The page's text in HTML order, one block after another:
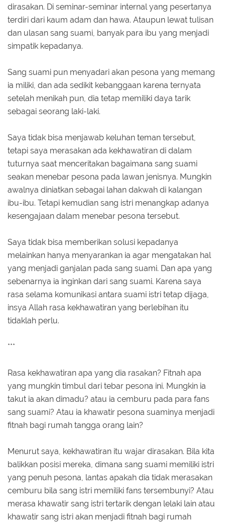
dirasakan. Di seminar-seminar internal yang pesertanya
terdiri dari kaum adam dan hawa. Ataupun lewat tulisan
dan ulasan sang suami, banyak para ibu yang menjadi
simpatik kepadanya.
Sang suami pun menyadari akan pesona yang memang
ia miliki, dan ada sedikit kebanggaan karena ternyata
setelah menikah pun, dia tetap memiliki daya tarik
sebagai seorang laki-laki.
Saya tidak bisa menjawab keluhan teman tersebut,
tetapi saya merasakan ada kekhawatiran di dalam
tuturnya saat menceritakan bagaimana sang suami
seakan menebar pesona pada lawan jenisnya. Mungkin
awalnya diniatkan sebagai lahan dakwah di kalangan
ibu-ibu. Tetapi kemudian sang istri menangkap adanya
kesengajaan dalam menebar pesona tersebut.
Saya tidak bisa memberikan solusi kepadanya
melainkan hanya menyarankan ia agar mengatakan hal
yang menjadi ganjalan pada sang suami. Dan apa yang
sebenarnya ia inginkan dari sang suami. Karena saya
rasa selama komunikasi antara suami istri tetap dijaga,
insya Allah rasa kekhawatiran yang berlebihan itu
tidaklah perlu.
***
Rasa kekhawatiran apa yang dia rasakan? Fitnah apa
yang mungkin timbul dari tebar pesona ini. Mungkin ia
takut ia akan dimadu? atau ia cemburu pada para fans
sang suami? Atau ia khawatir pesona suaminya menjadi
fitnah bagi rumah tangga orang lain?
Menurut saya, kekhawatiran itu wajar dirasakan. Bila kita
balikkan posisi mereka, dimana sang suami memiliki istri
yang penuh pesona, lantas apakah dia tidak merasakan
cemburu bila sang istri memiliki fans tersembunyi? Atau
merasa khawatir sang istri tertarik dengan lelaki lain atau
khawatir sang istri akan menjadi fitnah bagi rumah